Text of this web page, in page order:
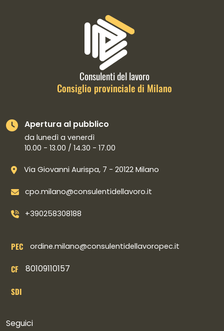
Informazioni di contatto e link
Consulenti del lavoro
Consiglio provinciale di Milano
Apertura al pubblico
da lunedì a venerdì
10.00 - 13.00 / 14.30 - 17.00
Via Giovanni Aurispa, 7 - 20122 Milano
cpo.milano@consulentidellavoro.it
+390258308188
PEC ordine.milano@consulentidellavoropec.it
CF 80109110157
SDI
Seguici